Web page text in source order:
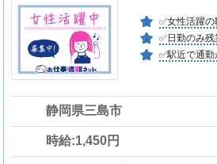
✅女性活躍の
✅日勤のみ残
✅駅近で通勤
静岡県三島市
時給:1,450円